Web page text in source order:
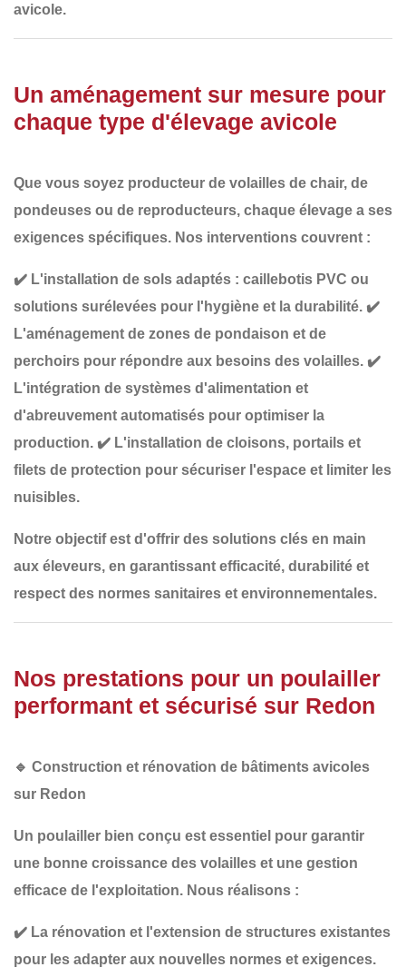
avicole.
Un aménagement sur mesure pour
chaque type d'élevage avicole
Que vous soyez producteur de volailles de chair, de
pondeuses ou de reproducteurs, chaque élevage a ses
exigences spécifiques. Nos interventions couvrent :
✔️ L'installation de sols adaptés : caillebotis PVC ou
solutions surélevées pour l'hygiène et la durabilité. ✔️
L'aménagement de zones de pondaison et de
perchoirs pour répondre aux besoins des volailles. ✔️
L'intégration de systèmes d'alimentation et
d'abreuvement automatisés pour optimiser la
production. ✔️ L'installation de cloisons, portails et
filets de protection pour sécuriser l'espace et limiter les
nuisibles.
Notre objectif est d'offrir des solutions clés en main
aux éleveurs, en garantissant efficacité, durabilité et
respect des normes sanitaires et environnementales.
Nos prestations pour un poulailler
performant et sécurisé sur Redon
🔹 Construction et rénovation de bâtiments avicoles
sur Redon
Un poulailler bien conçu est essentiel pour garantir
une bonne croissance des volailles et une gestion
efficace de l'exploitation. Nous réalisons :
✔️ La rénovation et l'extension de structures existantes
pour les adapter aux nouvelles normes et exigences.